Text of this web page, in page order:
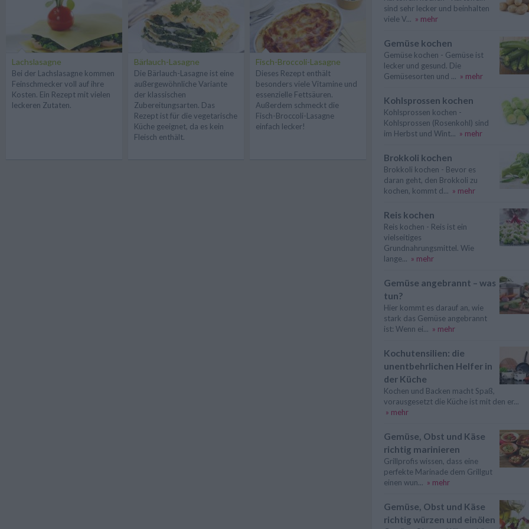
Lachslasagne
Bei der Lachslasagne kommen
Feinschmecker voll auf ihre
Kosten. Ein Rezept mit vielen
leckeren Zutaten.
Bärlauch-Lasagne
Die Bärlauch-Lasagne ist eine
außergewöhnliche Variante
der klassischen
Zubereitungsarten. Das
Rezept ist für die vegetarische
Küche geeignet, da es kein
Fleisch enthält.
Fisch-Broccoli-Lasagne
Dieses Rezept enthält
besonders viele Vitamine und
essenzielle Fettsäuren.
Außerdem schmeckt die
Fisch-Broccoli-Lasagne
einfach lecker!
sind sehr lecker und beinhalten
viele V... » mehr
Gemüse kochen
Gemüse kochen - Gemüse ist
lecker und gesund. Die
Gemüsesorten und ... » mehr
Kohlsprossen kochen
Kohlsprossen kochen -
Kohlsprossen (Rosenkohl) sind
im Herbst und Wint... » mehr
Brokkoli kochen
Brokkoli kochen - Bevor es
daran geht, den Brokkoli zu
kochen, kommt d... » mehr
Reis kochen
Reis kochen - Reis ist ein
vielseitiges
Grundnahrungsmittel. Wie
lange... » mehr
Gemüse angebrannt – was
tun?
Hier kommt es darauf an, wie
stark das Gemüse angebrannt
ist: Wenn ei... » mehr
Kochutensilien: die
unentbehrlichen Helfer in
der Küche
Kochen und Backen macht Spaß,
vorausgesetzt die Küche ist mit den er...
» mehr
Gemüse, Obst und Käse
richtig marinieren
Grillprofis wissen, dass eine
perfekte Marinade dem Grillgut
einen wun... » mehr
Gemüse, Obst und Käse
richtig würzen und einölen